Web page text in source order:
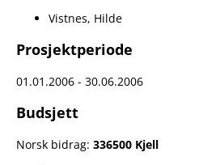
Vistnes, Hilde
Prosjektperiode
01.01.2006 - 30.06.2006
Budsjett
Norsk bidrag: 336500 Kjell